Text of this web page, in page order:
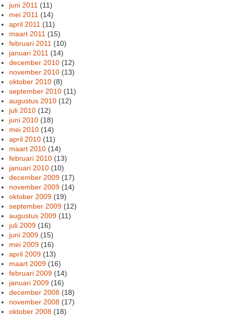
juni 2011 (11)
mei 2011 (14)
april 2011 (11)
maart 2011 (15)
februari 2011 (10)
januari 2011 (14)
december 2010 (12)
november 2010 (13)
oktober 2010 (8)
september 2010 (11)
augustus 2010 (12)
juli 2010 (12)
juni 2010 (18)
mei 2010 (14)
april 2010 (11)
maart 2010 (14)
februari 2010 (13)
januari 2010 (10)
december 2009 (17)
november 2009 (14)
oktober 2009 (19)
september 2009 (12)
augustus 2009 (11)
juli 2009 (16)
juni 2009 (15)
mei 2009 (16)
april 2009 (13)
maart 2009 (16)
februari 2009 (14)
januari 2009 (16)
december 2008 (18)
november 2008 (17)
oktober 2008 (18)